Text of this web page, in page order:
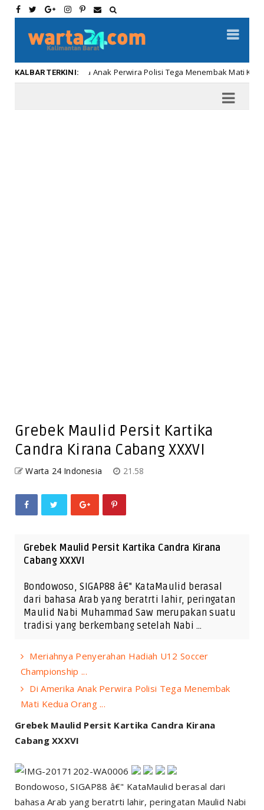
KALBAR TERKINI:
Di Amerika Anak Perwira Polisi Tega Menembak Mati Kedua
Grebek Maulid Persit Kartika
Candra Kirana Cabang XXXVI
Warta 24 Indonesia 21.58
Grebek Maulid Persit Kartika Candra Kirana
Cabang XXXVI
Bondowoso, SIGAP88 â€" KataMaulid berasal
dari bahasa Arab yang beratrti lahir, peringatan
Maulid Nabi Muhammad Saw merupakan suatu
tradisi yang berkembang setelah Nabi …
Meriahnya Penyerahan Hadiah U12 Soccer
Championship ...
Di Amerika Anak Perwira Polisi Tega Menembak
Mati Kedua Orang ...
Grebek Maulid Persit Kartika Candra Kirana
Cabang XXXVI
Bondowoso, SIGAP88 â€" KataMaulid berasal dari
bahasa Arab yang beratrti lahir, peringatan Maulid Nabi